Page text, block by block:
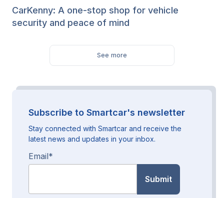
CarKenny: A one-stop shop for vehicle
security and peace of mind
See more
Subscribe to Smartcar's newsletter
Stay connected with Smartcar and receive the
latest news and updates in your inbox.
Email*